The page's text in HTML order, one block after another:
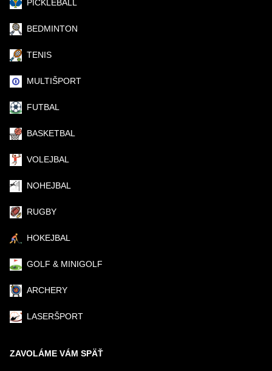
PICKLEBALL
BEDMINTON
TENIS
MULTIŠPORT
FUTBAL
BASKETBAL
VOLEJBAL
NOHEJBAL
RUGBY
HOKEJBAL
GOLF & MINIGOLF
ARCHERY
LASERŠPORT
ZAVOLÁME VÁM SPÄŤ